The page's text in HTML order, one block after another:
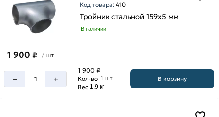
Код товара:410
Тройник стальной 159х5 мм
В наличии
1 900 ₽ / шт
– +
1 900 ₽
Кол-во 1 шт
Вес 1.9 кг
В корзину